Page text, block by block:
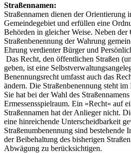
Straßennamen:
Straßennamen dienen der Orientierung
Gemeindegebiet und erfüllen eine
Behörden in gleicher Weise. Neben
Straßenbenennung der Wahrung
Ehrung verdienter Bürger und
Das Recht, den öffentlichen Straßen
geben, ist eine
Benennungsrecht umfasst auch das
ändern. Die Straßenbenennung steht im
Sie hat bei der Wahl des
Ermessensspielraum. Ein »Recht« auf
Straßennamen hat der Anlieger nicht.
eine hinreichende Unterscheidbarkeit
Straßenumbenennung sind bestehende
der Beibehaltung des bisherigen
Abwägung zu berücksichtigen.